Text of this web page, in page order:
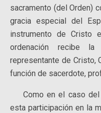
sacramento (del Orden)
gracia especial del
instrumento de Cristo
ordenación recibe
representante de Cristo,
función de sacerdote,
Como en el caso del
esta participación en la